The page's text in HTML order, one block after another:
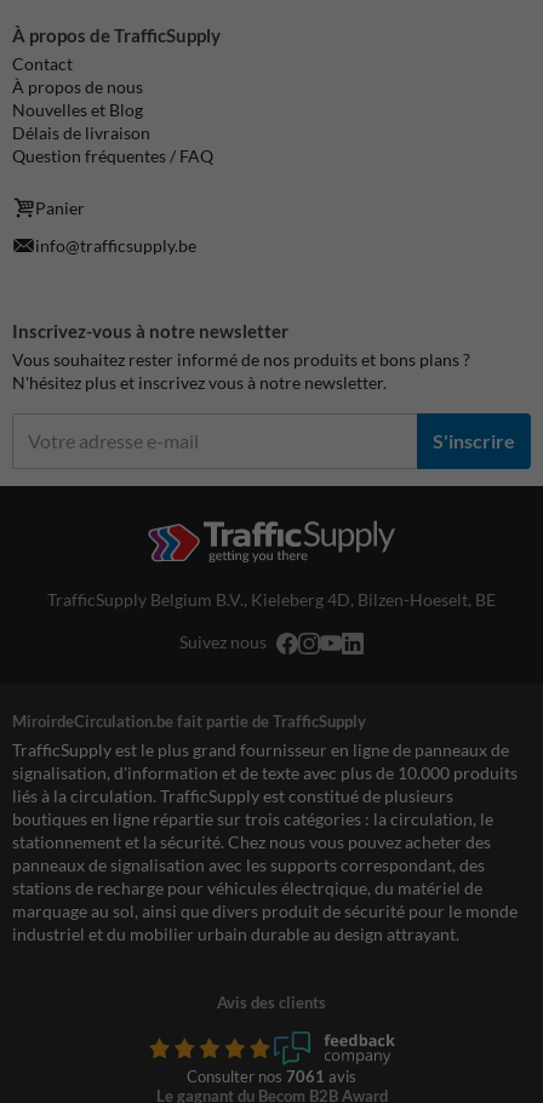
À propos de TrafficSupply
Contact
À propos de nous
Nouvelles et Blog
Délais de livraison
Question fréquentes / FAQ
Panier
info@trafficsupply.be
Inscrivez-vous à notre newsletter
Vous souhaitez rester informé de nos produits et bons plans ?
N'hésitez plus et inscrivez vous à notre newsletter.
S'inscrire
TrafficSupply Belgium B.V., Kieleberg 4D, Bilzen-Hoeselt, BE
Suivez nous
MiroirdeCirculation.be fait partie de TrafficSupply
TrafficSupply est le plus grand fournisseur en ligne de panneaux de
signalisation, d'information et de texte avec plus de 10.000 produits
liés à la circulation. TrafficSupply est constitué de plusieurs
boutiques en ligne répartie sur trois catégories : la circulation, le
stationnement et la sécurité. Chez nous vous pouvez acheter des
panneaux de signalisation avec les supports correspondant, des
stations de recharge pour véhicules électrqique, du matériel de
marquage au sol, ainsi que divers produit de sécurité pour le monde
industriel et du mobilier urbain durable au design attrayant.
Avis des clients
Consulter nos 7061 avis
Le gagnant du Becom B2B Award